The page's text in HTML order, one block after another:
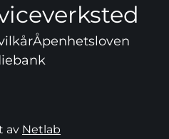
Åpenhetsloven
av Netlab